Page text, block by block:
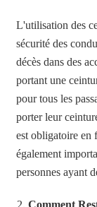
L'utilisation des
sécurité des
décès dans des
portant une
pour tous les
porter leur
est obligatoire en
également
personnes ayant
Comment